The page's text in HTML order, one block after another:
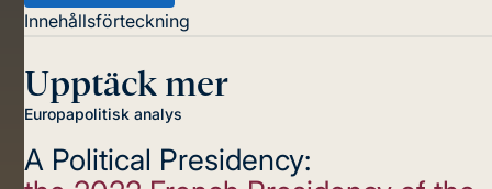
Innehållsförteckning
Upptäck mer
Europapolitisk analys
A Political Presidency: